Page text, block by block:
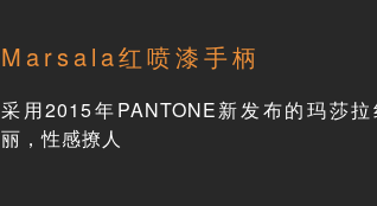
Marsala红喷漆手柄
采用2015年PANTONE新发布的玛莎
丽，性感撩人